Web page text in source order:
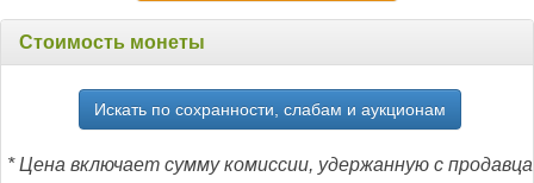
Стоимость монеты
Искать по сохранности, слабам и аукционам
* Цена включает сумму комиссии, удержанную с продавца